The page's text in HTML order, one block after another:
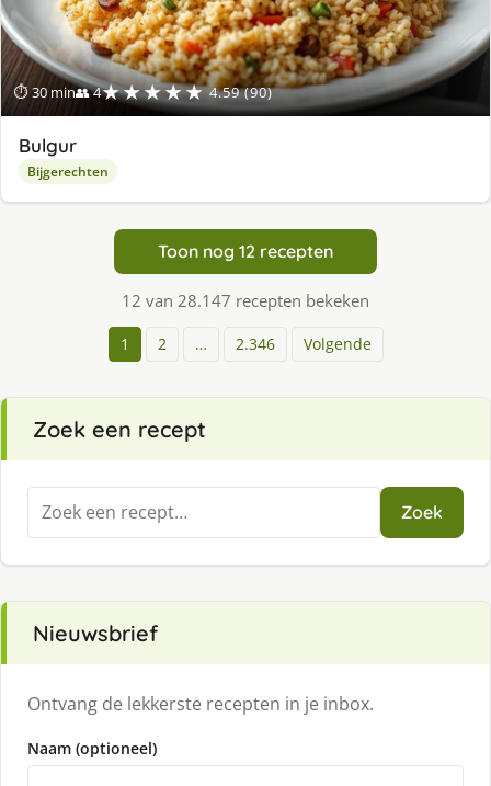
⏱ 30 min👥 4★★★★★ 4.59 (90)
Bulgur
Bijgerechten
Toon nog 12 recepten
12 van 28.147 recepten bekeken
1 2 … 2.346 Volgende
Zoek een recept
Zoeken
naar:
Zoek
Nieuwsbrief
Ontvang de lekkerste recepten in je inbox.
Naam (optioneel)